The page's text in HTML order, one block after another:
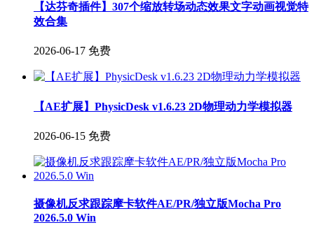
【达芬奇插件】307个缩放转场动态效果文字动画视觉特
效合集
2026-06-17 免费
【AE扩展】PhysicDesk v1.6.23 2D物理动力学模拟器
2026-06-15 免费
摄像机反求跟踪摩卡软件AE/PR/独立版Mocha Pro
2026.5.0 Win